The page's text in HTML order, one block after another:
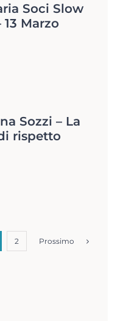
Soci Slow
Marzo
Sozzi – La
rispetto
2 Prossimo